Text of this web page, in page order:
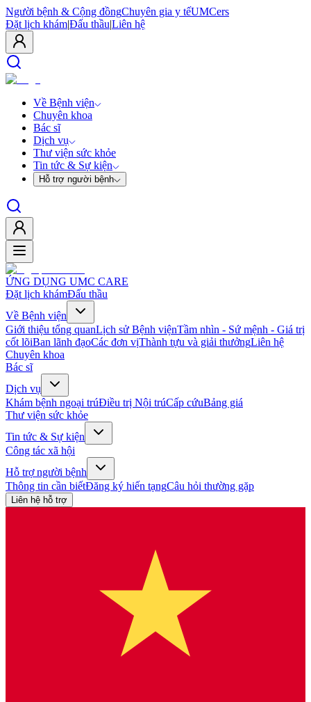
Người bệnh & Cộng đồngChuyên gia y tếUMCers
Đặt lịch khám|Đấu thầu|Liên hệ
Về Bệnh viện
Chuyên khoa
Bác sĩ
Dịch vụ
Thư viện sức khỏe
Tin tức & Sự kiện
Hỗ trợ người bệnh
ỨNG DỤNG UMC CARE
Đặt lịch khámĐấu thầu
Về Bệnh viện
Giới thiệu tổng quanLịch sử Bệnh việnTầm nhìn - Sứ mệnh - Giá trị
cốt lõiBan lãnh đạoCác đơn vịThành tựu và giải thưởngLiên hệ
Chuyên khoa
Bác sĩ
Dịch vụ
Khám bệnh ngoại trúĐiều trị Nội trúCấp cứuBảng giá
Thư viện sức khỏe
Tin tức & Sự kiện
Công tác xã hội
Hỗ trợ người bệnh
Thông tin cần biếtĐăng ký hiến tạngCâu hỏi thường gặp
Liên hệ hỗ trợ